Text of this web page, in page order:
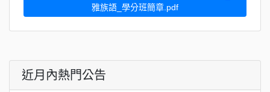
雅族語_學分班簡章.pdf
近月內熱門公告